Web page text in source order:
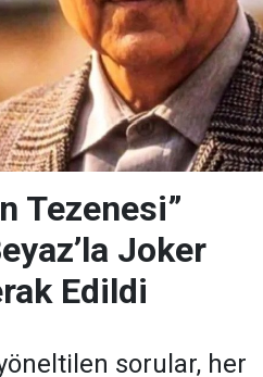
Tezenesi”
Joker
Edildi
sorular, her